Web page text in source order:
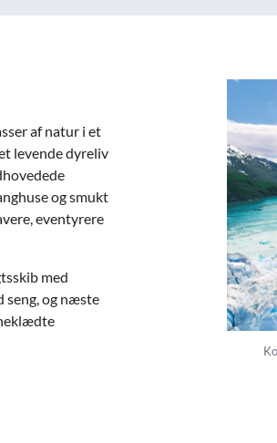
af natur i et
levende dyreliv
og smukt
eventyrere
med
seng, og næste